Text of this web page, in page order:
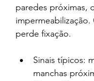
paredes próximas,
perde fixação.
Sinais típicos:
manchas